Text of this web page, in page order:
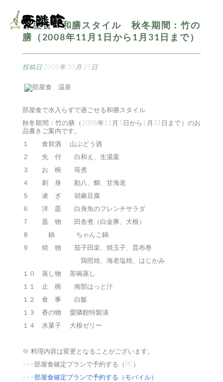
部屋食 和膳スタイル 秋冬期間：竹の
膳（2008年11月1日から1月31日まで）
投稿日 2008年 10月 21日
部屋食で水入らずで過ごせる和膳スタイル
秋冬期間：竹の膳（2008年11月1日から1月31日まで）のお
品書きご案内です。
１ 食前酒 山ぶどう酒
２ 先 付 白和え、生湯葉
３ お 椀 苺煮
４ 刺 身 勘八、鯛、甘海老
５ 凌 ぎ 胡麻豆腐
６ 洋 皿 白身魚のフレンチサラダ
７ 蓋 物 田舎煮（白金豚、大根）
８ 鍋 ちゃんこ鍋
９ 焼 物 茄子田楽、焼玉子、昆布巻
鶏照焼、海老塩焼、はじかみ
１０ 蒸し物 茶碗蒸し
１１ 止 椀 南部はっと汁
１２ 食 事 白飯
１３ 香の物 愛隣館特製漬
１４ 水菓子 大根ゼリー
※ 料理内容は変更となることがございます。
>>>部屋食確定プランで予約する（PC）
>>>部屋食確定プランで予約する（モバイル）